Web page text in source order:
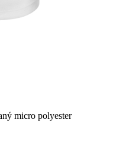
micro polyester